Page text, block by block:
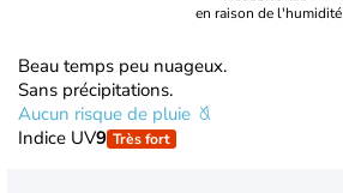
en raison de l'humidité
Beau temps peu nuageux.
Sans précipitations.
Aucun risque de pluie
Indice UV9 Très fort